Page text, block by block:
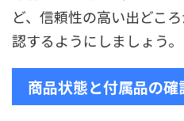
ど、信頼性の高い出どこ
認するようにしましょう。
商品状態と付属品の確